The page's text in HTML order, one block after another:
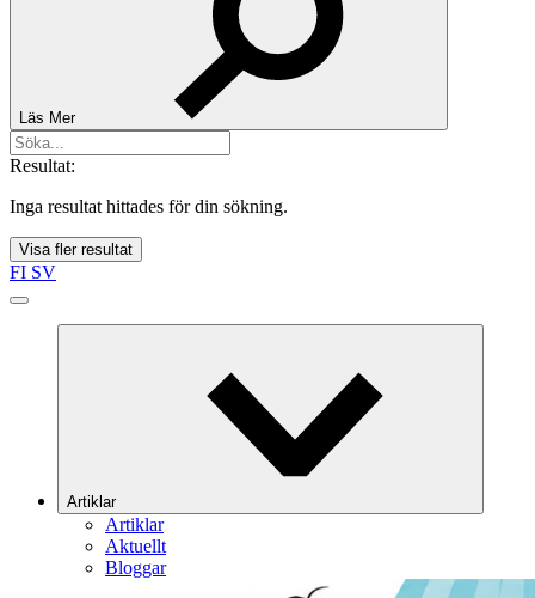
Läs Mer
Resultat:
Inga resultat hittades för din sökning.
Visa fler resultat
FI SV
Artiklar
Artiklar
Aktuellt
Bloggar